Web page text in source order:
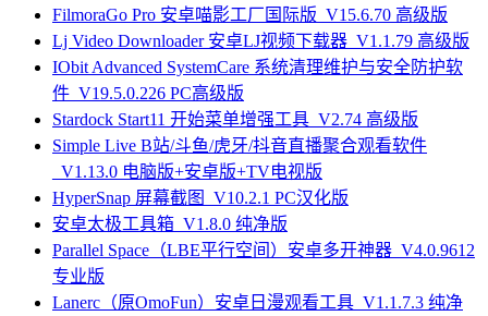
FilmoraGo Pro 安卓喵影工厂国际版_V15.6.70 高级版
Lj Video Downloader 安卓LJ视频下载器_V1.1.79 高级版
IObit Advanced SystemCare 系统清理维护与安全防护软
件_V19.5.0.226 PC高级版
Stardock Start11 开始菜单增强工具_V2.74 高级版
Simple Live B站/斗鱼/虎牙/抖音直播聚合观看软件
_V1.13.0 电脑版+安卓版+TV电视版
HyperSnap 屏幕截图_V10.2.1 PC汉化版
安卓太极工具箱_V1.8.0 纯净版
Parallel Space（LBE平行空间）安卓多开神器_V4.0.9612
专业版
Lanerc（原OmoFun）安卓日漫观看工具_V1.1.7.3 纯净